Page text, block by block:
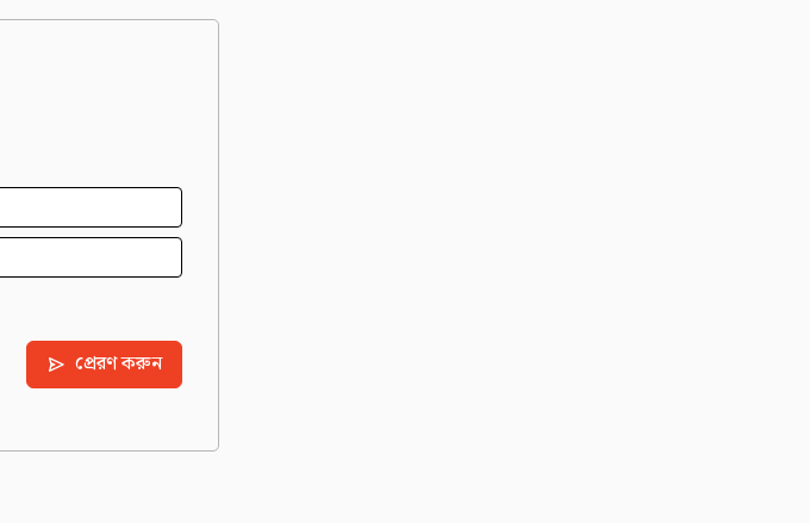
প্রেরণ করুন